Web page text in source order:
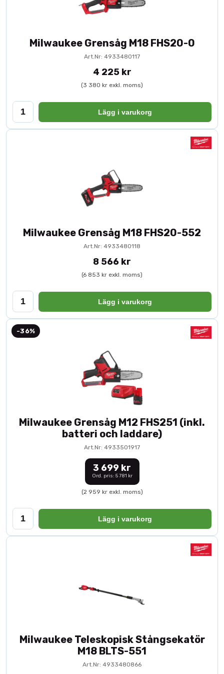
beskärning. Milwaukee kombinerar kraft och kontroll för säkrare
och snabbare arbete – oavsett om du är yrkesanvändare eller
Milwaukee Grensåg M18 FHS20-0
Art.Nr: 4933480117
4 225 kr
(3 380 kr exkl. moms)
Lägg i varukorg
Milwaukee Grensåg M18 FHS20-552
Art.Nr: 4933480118
8 566 kr
(6 853 kr exkl. moms)
Lägg i varukorg
-36%
Milwaukee Grensåg M12 FHS251 (inkl.
batteri och laddare)
Art.Nr: 4933501917
3 699 kr
Ord. pris: 5 781 kr
(2 959 kr exkl. moms)
Lägg i varukorg
Milwaukee Teleskopisk Stångsekatör
M18 BLTS-551
Art.Nr: 4933480866